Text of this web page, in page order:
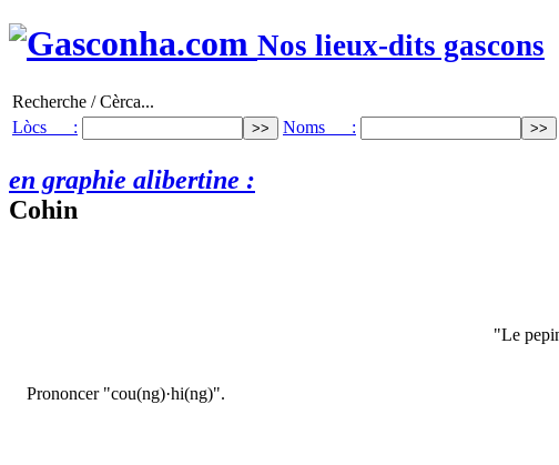
Nos lieux-dits gascons
Recherche / Cèrca...
Lòcs :
Noms :
en graphie alibertine :
Cohin
"Le
Prononcer "cou(ng)·hi(ng)".